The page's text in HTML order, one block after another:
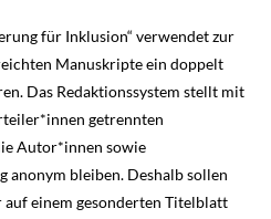
für Inklusion“ verwendet zur
Manuskripte ein doppelt
Das Redaktionssystem stellt mit
getrennten
Autor*innen sowie
anonym bleiben. Deshalb sollen
einem gesonderten Titelblatt